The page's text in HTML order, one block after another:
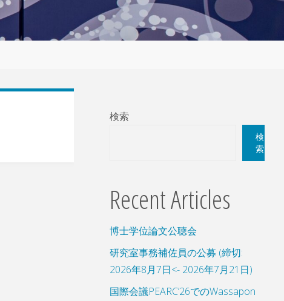
検索
検
索
Recent Articles
博士学位論文公聴会
研究室事務補佐員の公募 (締切:
2026年8月7日<- 2026年7月21日)
国際会議PEARC’26でのWassapon